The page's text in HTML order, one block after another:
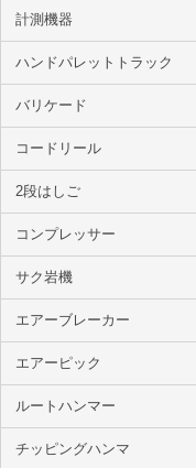
計測機器
ハンドパレットトラック
バリケード
コードリール
2段はしご
コンプレッサー
サク岩機
エアーブレーカー
エアーピック
ルートハンマー
チッピングハンマ